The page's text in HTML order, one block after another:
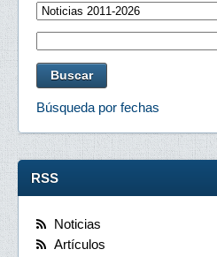
Búsqueda por fechas
RSS
Noticias
Artículos